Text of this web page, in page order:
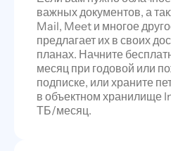
важных документов, а
Mail, Meet и многое
предлагает их в своих
планах. Начните
месяц при годовой или
подписке, или храните
в объектном хранилище
ТБ/месяц.